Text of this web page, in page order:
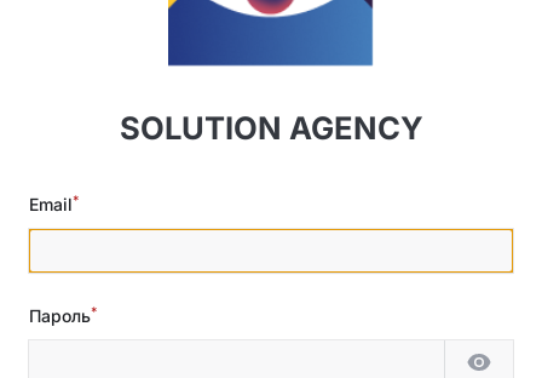
SOLUTION AGENCY
Email*
Пароль*